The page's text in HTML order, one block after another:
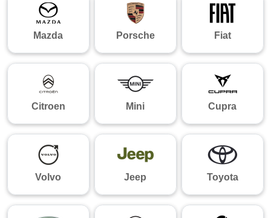
Mazda Porsche Fiat
Citroen Mini Cupra
Volvo Jeep Toyota